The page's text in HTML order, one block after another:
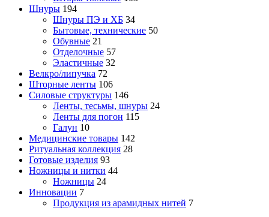
Шнуры 194
Шнуры ПЭ и ХБ 34
Бытовые, технические 50
Обувные 21
Отделочные 57
Эластичные 32
Велкро/липучка 72
Шторные ленты 106
Силовые структуры 146
Ленты, тесьмы, шнуры 24
Ленты для погон 115
Галун 10
Медицинские товары 142
Ритуальная коллекция 28
Готовые изделия 93
Ножницы и нитки 44
Ножницы 24
Инновации 7
Продукция из арамидных нитей 7